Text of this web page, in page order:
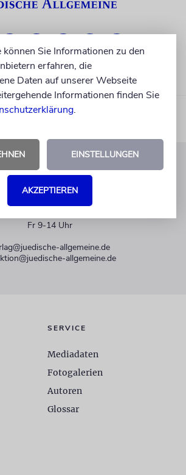
KUNDENSERVICE
Fr 9-14 Uhr
allgemeine.de
allgemeine.de
SERVICE
Mediadaten
Fotogalerien
Autoren
Glossar
Sie Informationen zu den
erfahren, die
Daten auf unserer Webseite
Informationen finden Sie
.
EINSTELLUNGEN
AKZEPTIEREN